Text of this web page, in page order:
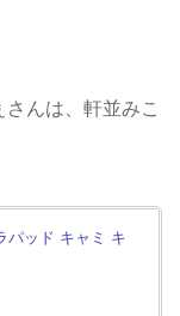
んは、軒並みこ
パッド キャミ キ